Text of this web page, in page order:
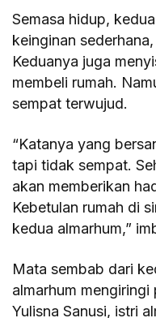
Semasa hidup,
keinginan
Keduanya juga
membeli rumah.
sempat terwujud.
“Katanya yang
tapi tidak sempat.
akan memberikan
Kebetulan rumah di
kedua almarhum,”
Mata sembab dari
almarhum
Yulisna Sanusi, istri